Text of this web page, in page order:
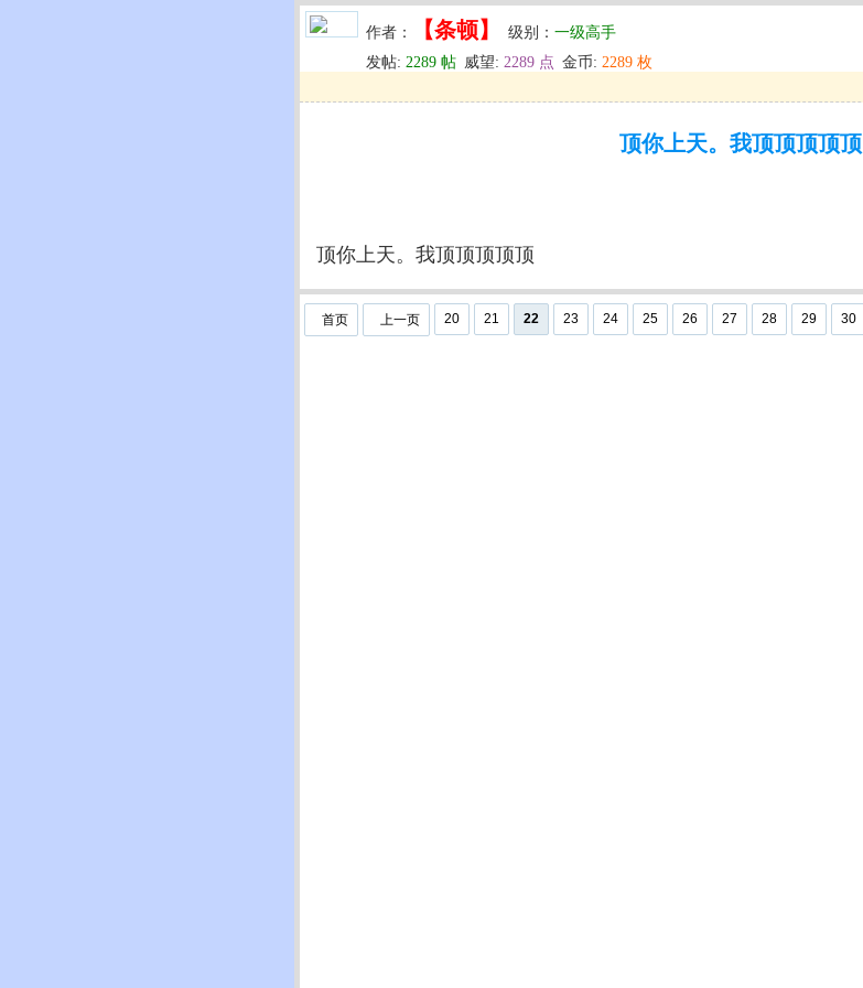
作者： 【条顿】 级别： 一级高手
发帖: 2289 帖 威望: 2289 点 金币: 2289 枚
顶你上天。我顶顶顶顶顶
顶你上天。我顶顶顶顶顶
首页 上一页 20 21 22 23 24 25 26 27 28 29 30